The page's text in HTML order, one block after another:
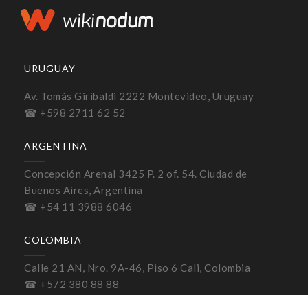
URUGUAY
Av. Tomás Giribaldi 2222 Montevideo, Uruguay
☎ +598 2711 62 52
ARGENTINA
Concepción Arenal 3425 P. 2 of. 54. Ciudad de
Buenos Aires, Argentina
☎ +54 11 3988 6046
COLOMBIA
Calle 21 AN, Nro. 9A-46, Piso 6 Cali, Colombia
☎ +572 380 88 88